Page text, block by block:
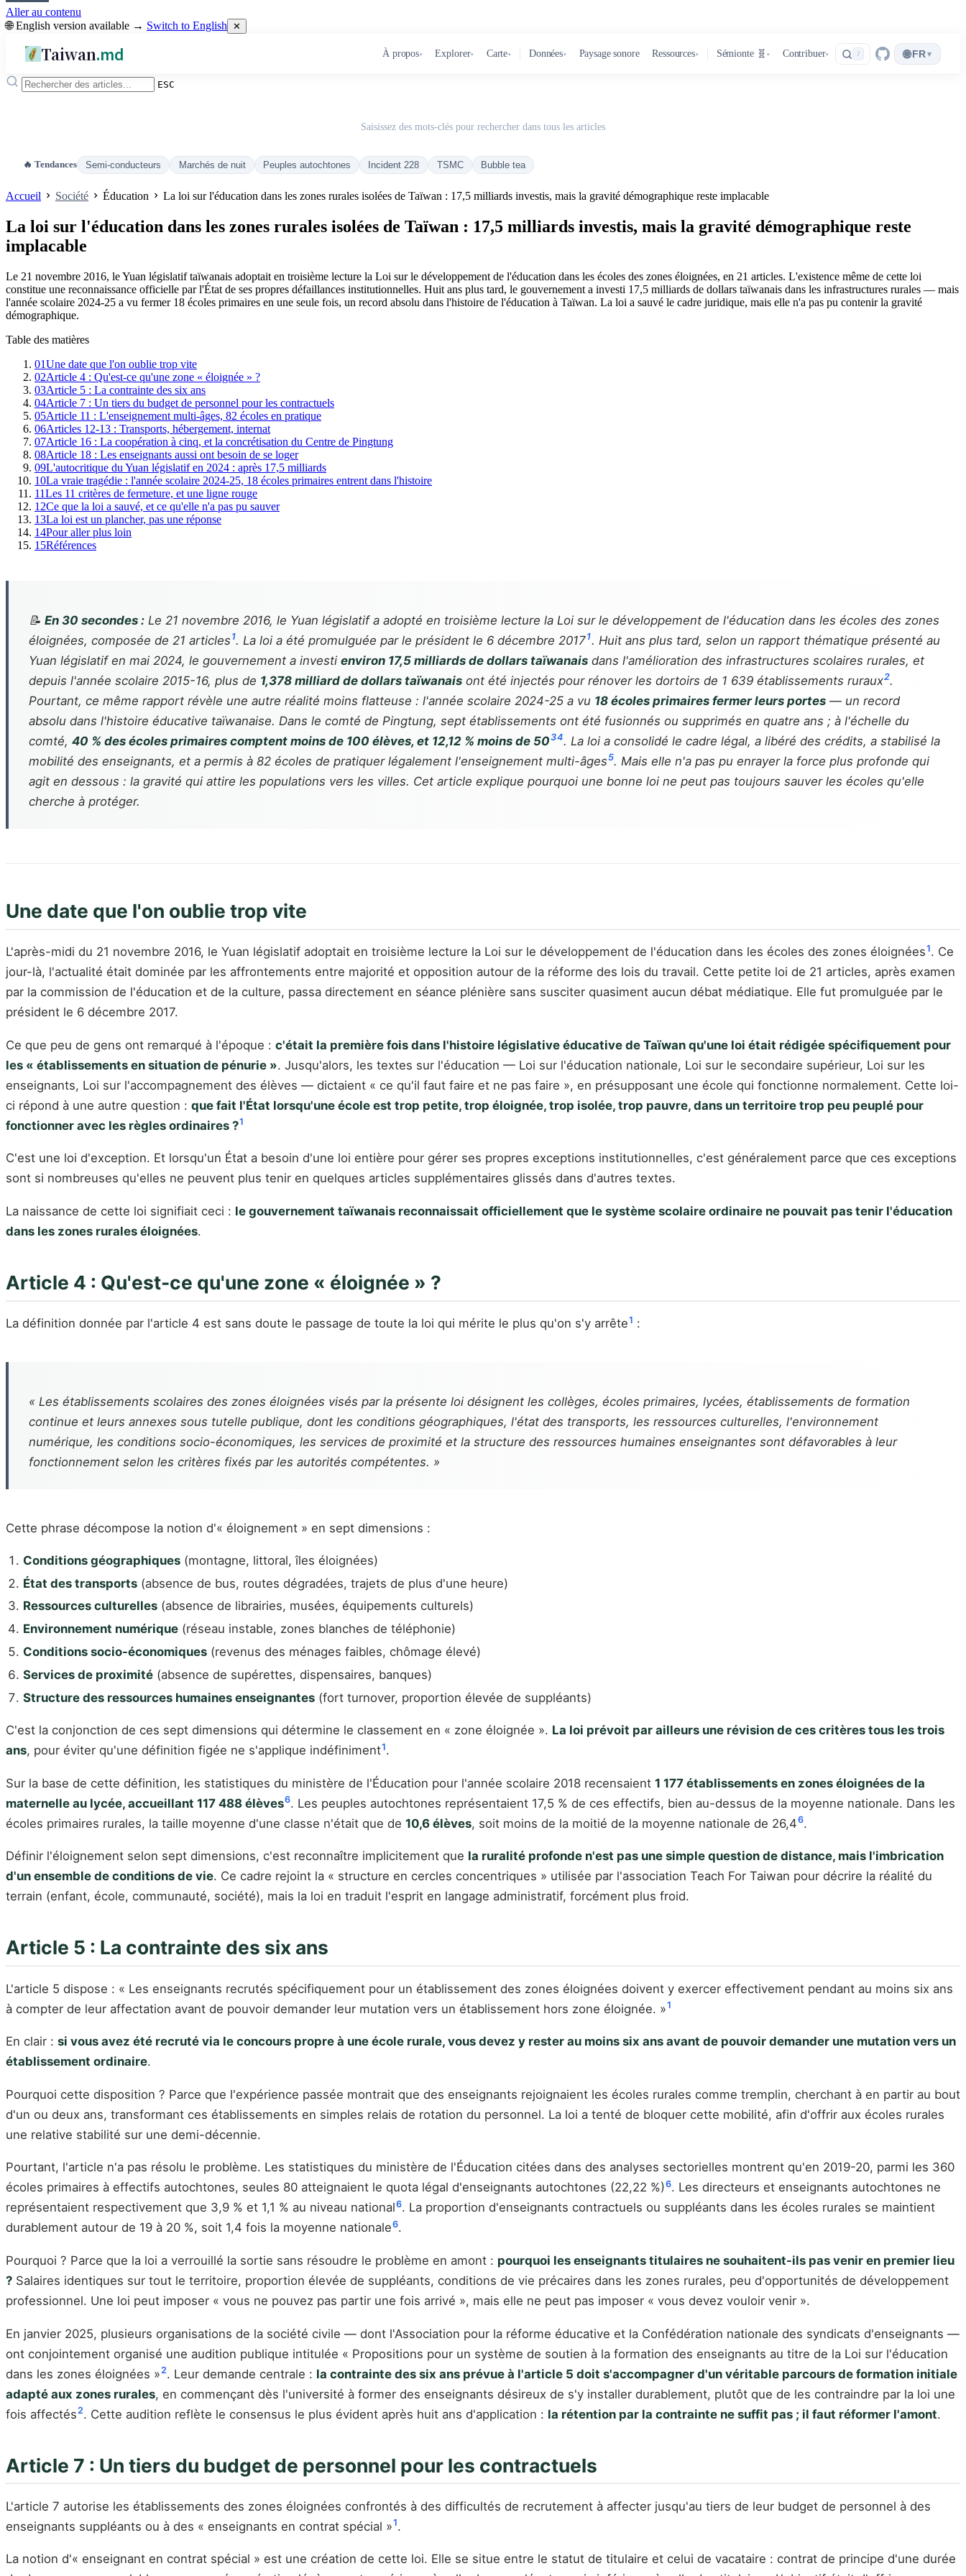
Aller au contenu
🌐 English version available → Switch to English ✕
Taiwan.md À propos▾ Explorer▾ Carte▾ Données▾ Paysage sonore Ressources▾ Sémionte 🧬 ▾ Contribuer▾ / 🌐FR ▾
ESC
Saisissez des mots-clés pour rechercher dans tous les articles
🔥 Tendances Semi-conducteurs Marchés de nuit Peuples autochtones Incident 228 TSMC Bubble tea
Accueil Société Éducation La loi sur l'éducation dans les zones rurales isolées de Taïwan : 17,5 milliards investis, mais la gravité démographique reste implacable
La loi sur l'éducation dans les zones rurales isolées de Taïwan : 17,5 milliards investis, mais la gravité démographique reste
implacable
Le 21 novembre 2016, le Yuan législatif taïwanais adoptait en troisième lecture la Loi sur le développement de l'éducation dans les écoles des zones éloignées, en 21 articles. L'existence même de cette loi
constitue une reconnaissance officielle par l'État de ses propres défaillances institutionnelles. Huit ans plus tard, le gouvernement a investi 17,5 milliards de dollars taïwanais dans les infrastructures rurales — mais
l'année scolaire 2024-25 a vu fermer 18 écoles primaires en une seule fois, un record absolu dans l'histoire de l'éducation à Taïwan. La loi a sauvé le cadre juridique, mais elle n'a pas pu contenir la gravité
démographique.
Table des matières
01Une date que l'on oublie trop vite
02Article 4 : Qu'est-ce qu'une zone « éloignée » ?
03Article 5 : La contrainte des six ans
04Article 7 : Un tiers du budget de personnel pour les contractuels
05Article 11 : L'enseignement multi-âges, 82 écoles en pratique
06Articles 12-13 : Transports, hébergement, internat
07Article 16 : La coopération à cinq, et la concrétisation du Centre de Pingtung
08Article 18 : Les enseignants aussi ont besoin de se loger
09L'autocritique du Yuan législatif en 2024 : après 17,5 milliards
10La vraie tragédie : l'année scolaire 2024-25, 18 écoles primaires entrent dans l'histoire
11Les 11 critères de fermeture, et une ligne rouge
12Ce que la loi a sauvé, et ce qu'elle n'a pas pu sauver
13La loi est un plancher, pas une réponse
14Pour aller plus loin
15Références
📝 En 30 secondes : Le 21 novembre 2016, le Yuan législatif a adopté en troisième lecture la Loi sur le développement de l'éducation dans les écoles des zones
éloignées, composée de 21 articles 1. La loi a été promulguée par le président le 6 décembre 20171. Huit ans plus tard, selon un rapport thématique présenté au
Yuan législatif en mai 2024, le gouvernement a investi environ 17,5 milliards de dollars taïwanais dans l'amélioration des infrastructures scolaires rurales, et
depuis l'année scolaire 2015-16, plus de 1,378 milliard de dollars taïwanais ont été injectés pour rénover les dortoirs de 1 639 établissements ruraux2.
Pourtant, ce même rapport révèle une autre réalité moins flatteuse : l'année scolaire 2024-25 a vu 18 écoles primaires fermer leurs portes — un record
absolu dans l'histoire éducative taïwanaise. Dans le comté de Pingtung, sept établissements ont été fusionnés ou supprimés en quatre ans ; à l'échelle du
comté, 40 % des écoles primaires comptent moins de 100 élèves, et 12,12 % moins de 5034. La loi a consolidé le cadre légal, a libéré des crédits, a stabilisé la
mobilité des enseignants, et a permis à 82 écoles de pratiquer légalement l'enseignement multi-âges5. Mais elle n'a pas pu enrayer la force plus profonde qui
agit en dessous : la gravité qui attire les populations vers les villes. Cet article explique pourquoi une bonne loi ne peut pas toujours sauver les écoles qu'elle
cherche à protéger.
Une date que l'on oublie trop vite
L'après-midi du 21 novembre 2016, le Yuan législatif adoptait en troisième lecture la Loi sur le développement de l'éducation dans les écoles des zones éloignées1. Ce
jour-là, l'actualité était dominée par les affrontements entre majorité et opposition autour de la réforme des lois du travail. Cette petite loi de 21 articles, après examen
par la commission de l'éducation et de la culture, passa directement en séance plénière sans susciter quasiment aucun débat médiatique. Elle fut promulguée par le
président le 6 décembre 2017.
Ce que peu de gens ont remarqué à l'époque : c'était la première fois dans l'histoire législative éducative de Taïwan qu'une loi était rédigée spécifiquement pour
les « établissements en situation de pénurie ». Jusqu'alors, les textes sur l'éducation — Loi sur l'éducation nationale, Loi sur le secondaire supérieur, Loi sur les
enseignants, Loi sur l'accompagnement des élèves — dictaient « ce qu'il faut faire et ne pas faire », en présupposant une école qui fonctionne normalement. Cette loi-
ci répond à une autre question : que fait l'État lorsqu'une école est trop petite, trop éloignée, trop isolée, trop pauvre, dans un territoire trop peu peuplé pour
fonctionner avec les règles ordinaires ?1
C'est une loi d'exception. Et lorsqu'un État a besoin d'une loi entière pour gérer ses propres exceptions institutionnelles, c'est généralement parce que ces exceptions
sont si nombreuses qu'elles ne peuvent plus tenir en quelques articles supplémentaires glissés dans d'autres textes.
La naissance de cette loi signifiait ceci : le gouvernement taïwanais reconnaissait officiellement que le système scolaire ordinaire ne pouvait pas tenir l'éducation
dans les zones rurales éloignées.
Article 4 : Qu'est-ce qu'une zone « éloignée » ?
La définition donnée par l'article 4 est sans doute le passage de toute la loi qui mérite le plus qu'on s'y arrête1 :
« Les établissements scolaires des zones éloignées visés par la présente loi désignent les collèges, écoles primaires, lycées, établissements de formation
continue et leurs annexes sous tutelle publique, dont les conditions géographiques, l'état des transports, les ressources culturelles, l'environnement
numérique, les conditions socio-économiques, les services de proximité et la structure des ressources humaines enseignantes sont défavorables à leur
fonctionnement selon les critères fixés par les autorités compétentes. »
Cette phrase décompose la notion d'« éloignement » en sept dimensions :
Conditions géographiques (montagne, littoral, îles éloignées)
État des transports (absence de bus, routes dégradées, trajets de plus d'une heure)
Ressources culturelles (absence de librairies, musées, équipements culturels)
Environnement numérique (réseau instable, zones blanches de téléphonie)
Conditions socio-économiques (revenus des ménages faibles, chômage élevé)
Services de proximité (absence de supérettes, dispensaires, banques)
Structure des ressources humaines enseignantes (fort turnover, proportion élevée de suppléants)
C'est la conjonction de ces sept dimensions qui détermine le classement en « zone éloignée ». La loi prévoit par ailleurs une révision de ces critères tous les trois
ans, pour éviter qu'une définition figée ne s'applique indéfiniment1.
Sur la base de cette définition, les statistiques du ministère de l'Éducation pour l'année scolaire 2018 recensaient 1 177 établissements en zones éloignées de la
maternelle au lycée, accueillant 117 488 élèves6. Les peuples autochtones représentaient 17,5 % de ces effectifs, bien au-dessus de la moyenne nationale. Dans les
écoles primaires rurales, la taille moyenne d'une classe n'était que de 10,6 élèves, soit moins de la moitié de la moyenne nationale de 26,46.
Définir l'éloignement selon sept dimensions, c'est reconnaître implicitement que la ruralité profonde n'est pas une simple question de distance, mais l'imbrication
d'un ensemble de conditions de vie. Ce cadre rejoint la « structure en cercles concentriques » utilisée par l'association Teach For Taiwan pour décrire la réalité du
terrain (enfant, école, communauté, société), mais la loi en traduit l'esprit en langage administratif, forcément plus froid.
Article 5 : La contrainte des six ans
L'article 5 dispose : « Les enseignants recrutés spécifiquement pour un établissement des zones éloignées doivent y exercer effectivement pendant au moins six ans
à compter de leur affectation avant de pouvoir demander leur mutation vers un établissement hors zone éloignée. »1
En clair : si vous avez été recruté via le concours propre à une école rurale, vous devez y rester au moins six ans avant de pouvoir demander une mutation vers un
établissement ordinaire.
Pourquoi cette disposition ? Parce que l'expérience passée montrait que des enseignants rejoignaient les écoles rurales comme tremplin, cherchant à en partir au bout
d'un ou deux ans, transformant ces établissements en simples relais de rotation du personnel. La loi a tenté de bloquer cette mobilité, afin d'offrir aux écoles rurales
une relative stabilité sur une demi-décennie.
Pourtant, l'article n'a pas résolu le problème. Les statistiques du ministère de l'Éducation citées dans des analyses sectorielles montrent qu'en 2019-20, parmi les 360
écoles primaires à effectifs autochtones, seules 80 atteignaient le quota légal d'enseignants autochtones (22,22 %)6. Les directeurs et enseignants autochtones ne
représentaient respectivement que 3,9 % et 1,1 % au niveau national6. La proportion d'enseignants contractuels ou suppléants dans les écoles rurales se maintient
durablement autour de 19 à 20 %, soit 1,4 fois la moyenne nationale6.
Pourquoi ? Parce que la loi a verrouillé la sortie sans résoudre le problème en amont : pourquoi les enseignants titulaires ne souhaitent-ils pas venir en premier lieu
? Salaires identiques sur tout le territoire, proportion élevée de suppléants, conditions de vie précaires dans les zones rurales, peu d'opportunités de développement
professionnel. Une loi peut imposer « vous ne pouvez pas partir une fois arrivé », mais elle ne peut pas imposer « vous devez vouloir venir ».
En janvier 2025, plusieurs organisations de la société civile — dont l'Association pour la réforme éducative et la Confédération nationale des syndicats d'enseignants —
ont conjointement organisé une audition publique intitulée « Propositions pour un système de soutien à la formation des enseignants au titre de la Loi sur l'éducation
dans les zones éloignées »2. Leur demande centrale : la contrainte des six ans prévue à l'article 5 doit s'accompagner d'un véritable parcours de formation initiale
adapté aux zones rurales, en commençant dès l'université à former des enseignants désireux de s'y installer durablement, plutôt que de les contraindre par la loi une
fois affectés2. Cette audition reflète le consensus le plus évident après huit ans d'application : la rétention par la contrainte ne suffit pas ; il faut réformer l'amont.
Article 7 : Un tiers du budget de personnel pour les contractuels
L'article 7 autorise les établissements des zones éloignées confrontés à des difficultés de recrutement à affecter jusqu'au tiers de leur budget de personnel à des
enseignants suppléants ou à des « enseignants en contrat spécial »1.
La notion d'« enseignant en contrat spécial » est une création de cette loi. Elle se situe entre le statut de titulaire et celui de vacataire : contrat de principe d'une durée